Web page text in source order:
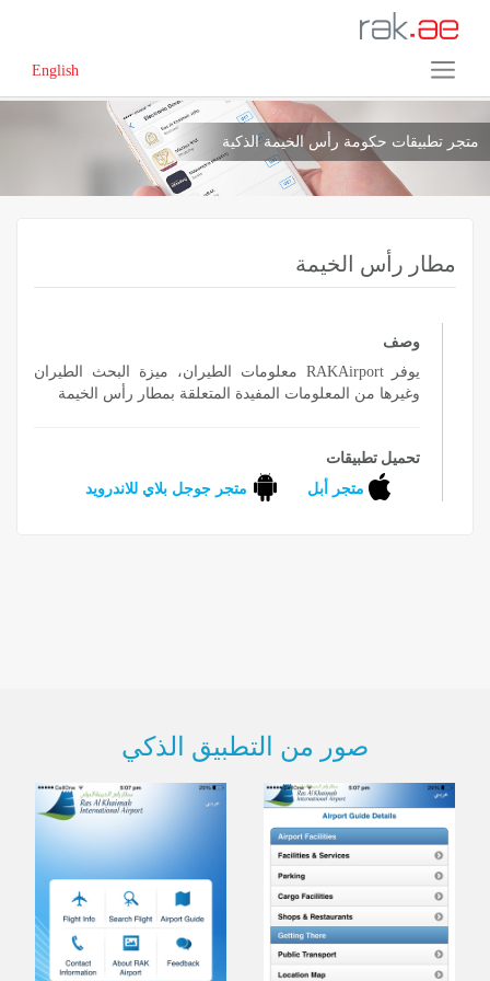
English
متجر تطبيقات حكومة رأس الخيمة الذكية
مطار رأس الخيمة
وصف
يوفر RAKAirport معلومات الطيران، ميزة البحث الطيران
وغيرها من المعلومات المفيدة المتعلقة بمطار رأس الخيمة
تحميل تطبيقات
متجر أبل متجر جوجل بلاي للاندرويد
صور من التطبيق الذكي